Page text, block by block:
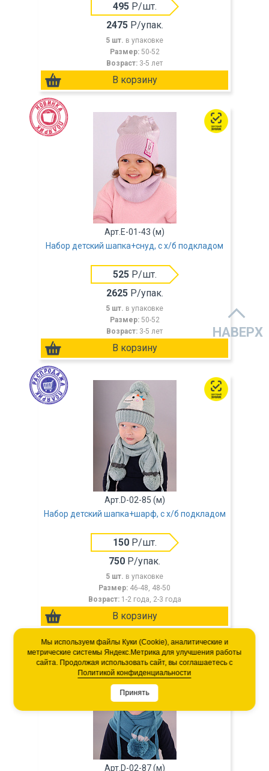
495Р/шт.
2475Р/упак.
5 шт. в упаковке
Размер: 50-52
Возраст: 3-5 лет
Арт.E-01-43 (м)
Набор детский шапка+снуд, с х/б подкладом
525Р/шт.
2625Р/упак.
5 шт. в упаковке
Размер: 50-52
Возраст: 3-5 лет
Арт.D-02-85 (м)
Набор детский шапка+шарф, с х/б подкладом
150Р/шт.
750 Р/упак.
5 шт. в упаковке
Размер: 46-48, 48-50
Возраст: 1-2 года, 2-3 года
Арт.D-02-87 (м)
НАВЕРХ
Мы используем файлы Куки (Cookie), аналитические и
метрические системы Яндекс.Метрика для улучшения работы
сайта. Продолжая использовать сайт, вы соглашаетесь с
Политикой конфиденциальности
Принять